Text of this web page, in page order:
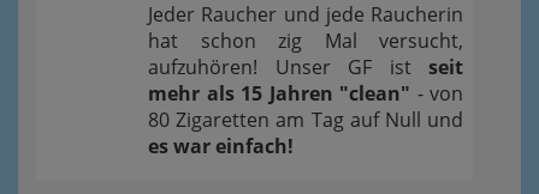
Jeder Raucher und jede Raucherin
hat schon zig Mal versucht,
aufzuhören! Unser GF ist seit
mehr als 15 Jahren "clean" - von
80 Zigaretten am Tag auf Null und
es war einfach!